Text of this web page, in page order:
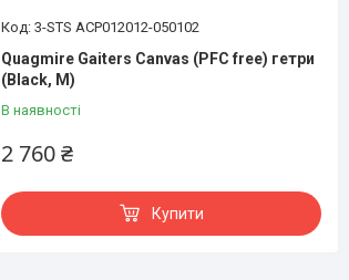
3-STS ACP012012-050102
Quagmire Gaiters Canvas (PFC free) гетри
(Black, M)
В наявності
2 760 ₴
Купити